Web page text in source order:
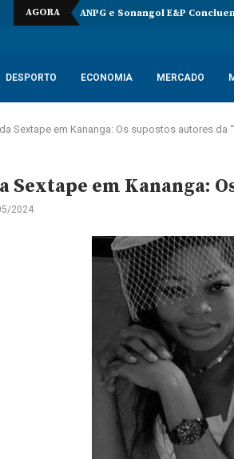
AGORA ANPG e Sonangol E&P
DESPORTO ECONOMIA MERCADO
Sextape em Kananga: Os supostos autores da
Sextape em Kananga:
2024